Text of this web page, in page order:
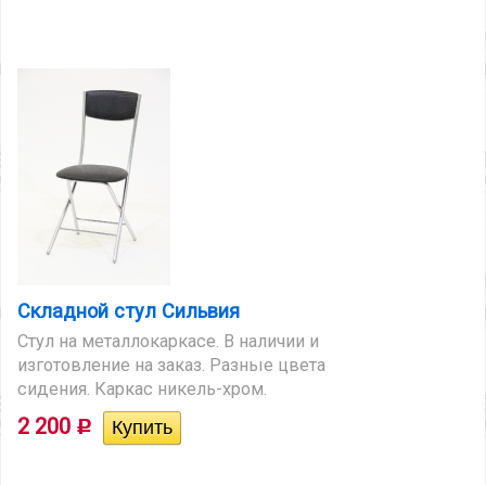
Складной стул Сильвия
Стул на металлокаркасе. В наличии и
изготовление на заказ. Разные цвета
сидения. Каркас никель-хром.
2 200 Р